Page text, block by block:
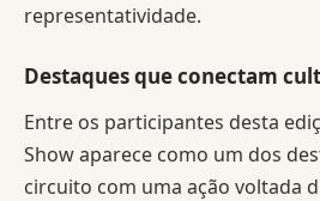
representatividade.
Destaques que conectam
Entre os participantes desta
Show aparece como um dos
circuito com uma ação voltada